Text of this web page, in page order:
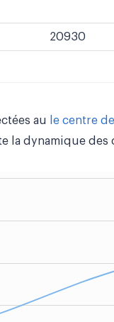
20930
au le centre
la dynamique